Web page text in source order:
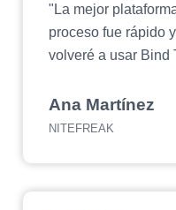
"La mejor
proceso fue rápido
volveré a usar Bind
Ana Martínez
NITEFREAK